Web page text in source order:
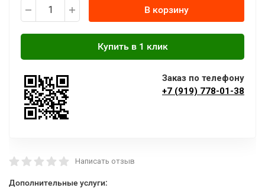
В корзину
Заказ по телефону
+7 (919) 778-01-38
Написать отзыв
Дополнительные услуги: